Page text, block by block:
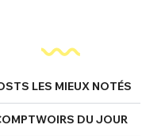
LES MIEUX NOTÉS
DU JOUR
de passe perdu ?